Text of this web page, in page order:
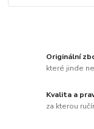
Originální
které jinde
Kvalita a
za kterou